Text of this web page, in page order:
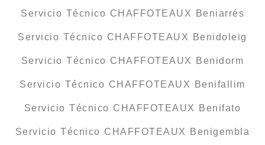
Servicio Técnico CHAFFOTEAUX Beniarrés
Servicio Técnico CHAFFOTEAUX Benidoleig
Servicio Técnico CHAFFOTEAUX Benidorm
Servicio Técnico CHAFFOTEAUX Benifallim
Servicio Técnico CHAFFOTEAUX Benifato
Servicio Técnico CHAFFOTEAUX Benigembla